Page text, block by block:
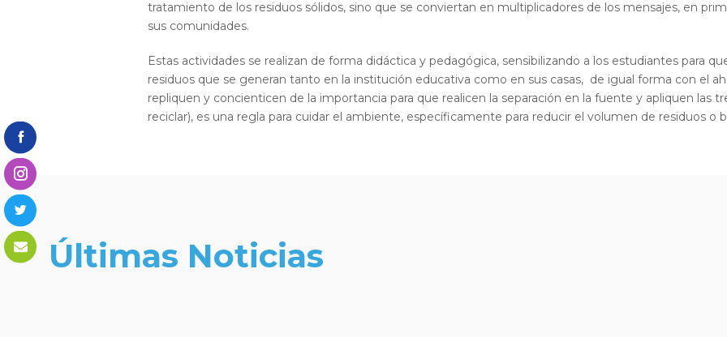
tratamiento de los residuos sólidos, sino que se conviertan en multiplicadores de los mensajes, en
sus comunidades.
Estas actividades se realizan de forma didáctica y pedagógica, sensibilizando a los estudiantes para
residuos que se generan tanto en la institución educativa como en sus casas, de igual forma con el
repliquen y concienticen de la importancia para que realicen la separación en la fuente y apliquen las
reciclar), es una regla para cuidar el ambiente, específicamente para reducir el volumen de residuos o
Últimas Noticias